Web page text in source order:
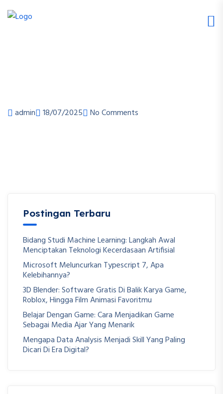
admin 18/07/2025 No Comments
Postingan Terbaru
Bidang Studi Machine Learning: Langkah Awal
Menciptakan Teknologi Kecerdasaan Artifisial
Microsoft Meluncurkan Typescript 7, Apa
Kelebihannya?
3D Blender: Software Gratis Di Balik Karya Game,
Roblox, Hingga Film Animasi Favoritmu
Belajar Dengan Game: Cara Menjadikan Game
Sebagai Media Ajar Yang Menarik
Mengapa Data Analysis Menjadi Skill Yang Paling
Dicari Di Era Digital?